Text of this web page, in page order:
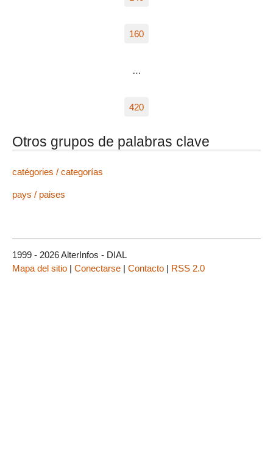
160
…
420
Otros grupos de palabras clave
catégories / categorías
pays / paises
1999 - 2026 AlterInfos - DIAL
Mapa del sitio | Conectarse | Contacto | RSS 2.0